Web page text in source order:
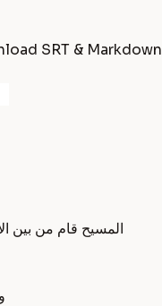
SRT & Markdown
المسيح قام من بين